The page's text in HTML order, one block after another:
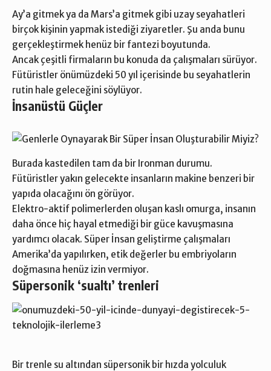
Ay’a gitmek ya da Mars’a gitmek gibi uzay seyahatleri
birçok kişinin yapmak istediği ziyaretler. Şu anda bunu
gerçekleştirmek henüz bir fantezi boyutunda.
Ancak çeşitli firmaların bu konuda da çalışmaları sürüyor.
Fütüristler önümüzdeki 50 yıl içerisinde bu seyahatlerin
rutin hale geleceğini söylüyor.
İnsanüstü Güçler
Burada kastedilen tam da bir Ironman durumu.
Fütüristler yakın gelecekte insanların makine benzeri bir
yapıda olacağını ön görüyor.
Elektro-aktif polimerlerden oluşan kaslı omurga, insanın
daha önce hiç hayal etmediği bir güce kavuşmasına
yardımcı olacak. Süper İnsan geliştirme çalışmaları
Amerika’da yapılırken, etik değerler bu embriyoların
doğmasına henüz izin vermiyor.
Süpersonik ‘sualtı’ trenleri
Bir trenle su altından süpersonik bir hızda yolculuk